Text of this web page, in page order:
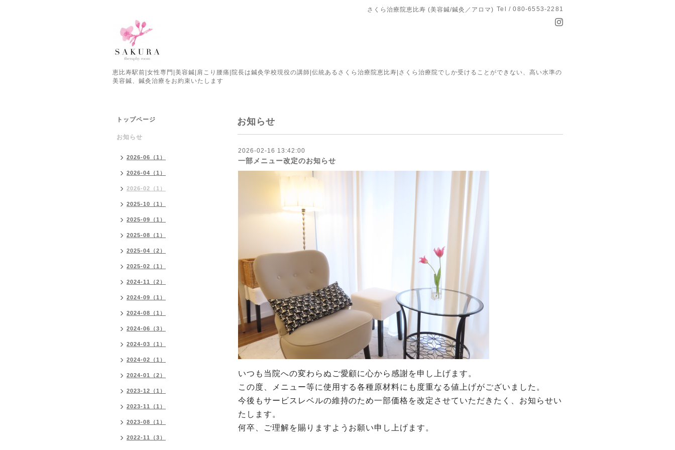
さくら治療院恵比寿 (美容鍼/鍼灸／アロマ) Tel / 080-6553-2281
恵比寿駅前|女性専門|美容鍼|肩こり腰痛|院長は鍼灸学校現役の講師|伝統あるさくら治療院恵比寿|さくら治療院でしか受けることができない、高い水準の
美容鍼、鍼灸治療をお約束いたします
お知らせ
2026-02-16 13:42:00
一部メニュー改定のお知らせ
いつも当院への変わらぬご愛顧に心から感謝を申し上げます。
この度、メニュー等に使用する各種原材料にも度重なる値上げがございました。
今後もサービスレベルの維持のため一部価格を改定させていただきたく、お知らせい
たします。
何卒、ご理解を賜りますようお願い申し上げます。
トップページ
お知らせ
2026-06（1）
2026-04（1）
2026-02（1）
2025-10（1）
2025-09（1）
2025-08（1）
2025-04（2）
2025-02（1）
2024-11（2）
2024-09（1）
2024-08（1）
2024-06（3）
2024-03（1）
2024-02（1）
2024-01（2）
2023-12（1）
2023-11（1）
2023-08（1）
2022-11（3）